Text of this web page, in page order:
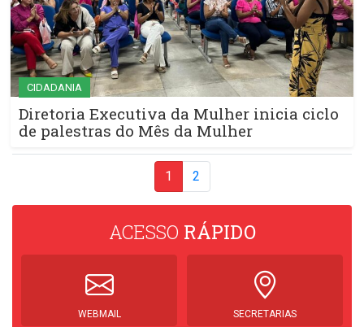
CIDADANIA
Diretoria Executiva da Mulher inicia ciclo
de palestras do Mês da Mulher
1 2
ACESSO RÁPIDO
WEBMAIL SECRETARIAS